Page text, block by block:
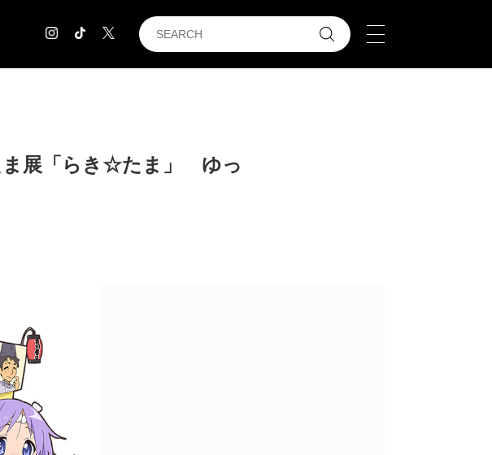
会情報展「らき☆たま」 ゆっ